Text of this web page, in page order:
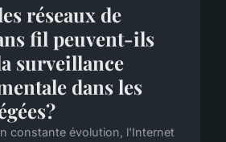
réseaux de
fil peuvent-ils
surveillance
dans les
constante évolution, l'Internet